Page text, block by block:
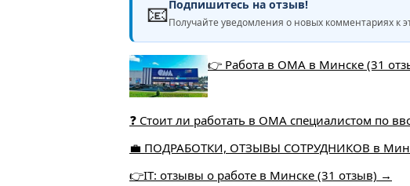
📧Подпишитесь на отзыв!
Получайте уведомления о новых комментариях к
👉 Работа в ОМА в Минске (31
❓ Стоит ли работать в ОМА специалистом по
💼 ПОДРАБОТКИ, ОТЗЫВЫ СОТРУДНИКОВ в
👉IT: отзывы о работе в Минске (31 отзыв) →